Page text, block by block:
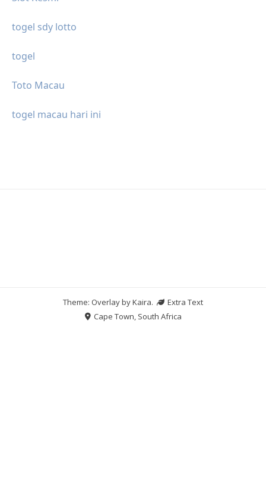
togel sdy lotto
togel
Toto Macau
togel macau hari ini
Theme: Overlay byKaira.
Extra Text
Cape Town, South Africa